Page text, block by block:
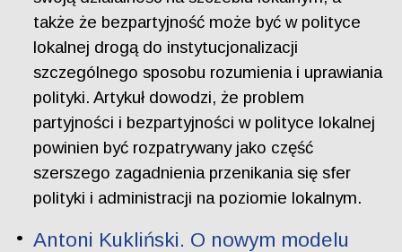
także że bezpartyjność może być w polityce
lokalnej drogą do instytucjonalizacji
szczególnego sposobu rozumienia i uprawiania
polityki. Artykuł dowodzi, że problem
partyjności i bezpartyjności w polityce lokalnej
powinien być rozpatrywany jako część
szerszego zagadnienia przenikania się sfer
polityki i administracji na poziomie lokalnym.
Antoni Kukliński. O nowym modelu